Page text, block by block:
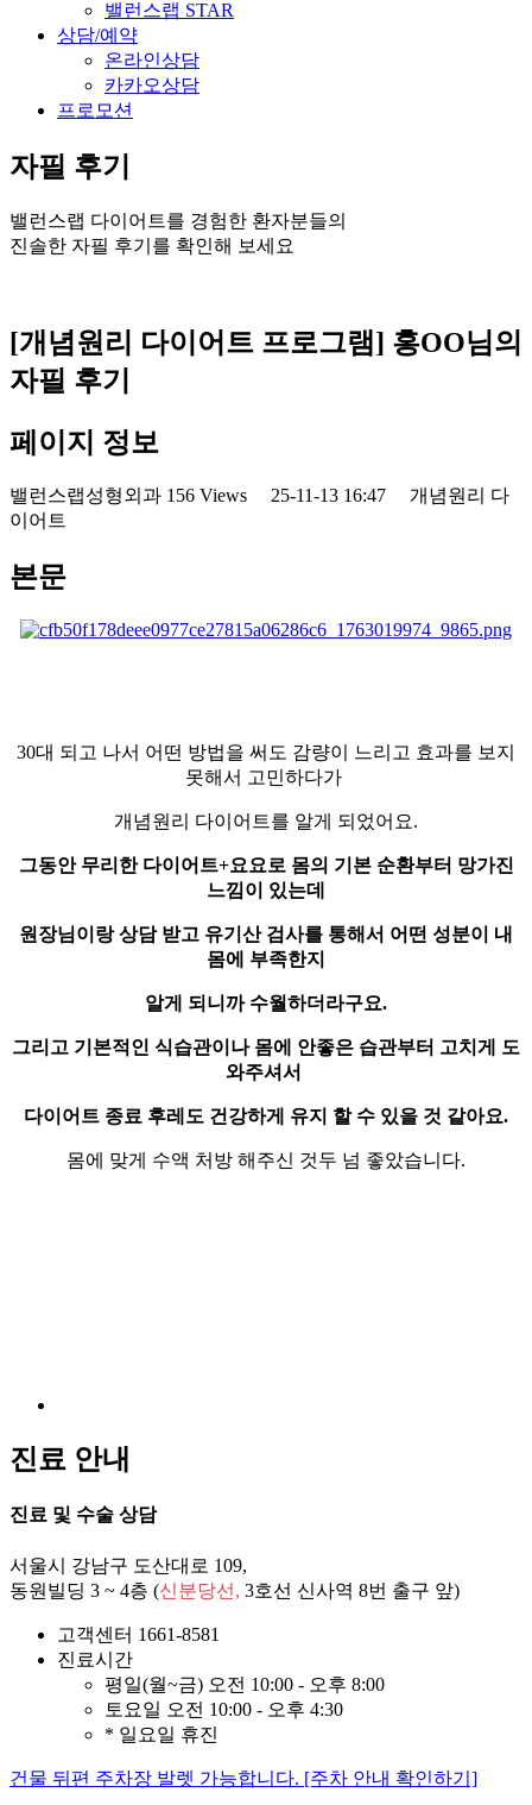
밸런스랩 STAR
상담/예약
온라인상담
카카오상담
프로모션
자필 후기
밸런스랩 다이어트를 경험한 환자분들의
진솔한 자필 후기를 확인해 보세요
[개념원리 다이어트 프로그램] 홍OO님의
자필 후기
페이지 정보
밸런스랩성형외과 156 Views 25-11-13 16:47
개념원리 다
이어트
본문
30대 되고 나서 어떤 방법을 써도 감량이 느리고 효과를 보지
못해서 고민하다가
개념원리 다이어트를 알게 되었어요.
그동안 무리한 다이어트+요요로 몸의 기본 순환부터 망가진
느낌이 있는데
원장님이랑 상담 받고 유기산 검사를 통해서 어떤 성분이 내
몸에 부족한지
알게 되니까 수월하더라구요.
그리고 기본적인 식습관이나 몸에 안좋은 습관부터 고치게 도
와주셔서
다이어트 종료 후레도 건강하게 유지 할 수 있을 것 같아요.
몸에 맞게 수액 처방 해주신 것두 넘 좋았습니다.
진료 안내
진료 및 수술 상담
서울시 강남구 도산대로 109,
동원빌딩 3 ~ 4층 (신분당선, 3호선 신사역 8번 출구 앞)
고객센터 1661-8581
진료시간
평일(월~금) 오전 10:00 - 오후 8:00
토요일 오전 10:00 - 오후 4:30
* 일요일 휴진
건물 뒤편 주차장 발렛 가능합니다. [주차 안내 확인하기]